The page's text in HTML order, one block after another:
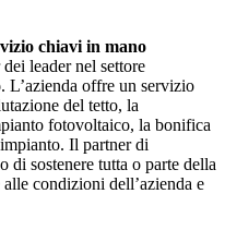
chiavi in mano
leader nel settore
. L’azienda offre un servizio
del tetto, la
fotovoltaico, la bonifica
Il partner di
sostenere tutta o parte della
condizioni dell’azienda e